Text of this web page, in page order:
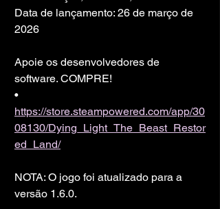
Data de lançamento: 26 de março de
2026
Apoie os desenvolvedores de
software. COMPRE!
•
https://store.steampowered.com/app/30
08130/Dying_Light_The_Beast_Restor
ed_Land/
NOTA: O jogo foi atualizado para a
versão 1.6.0.